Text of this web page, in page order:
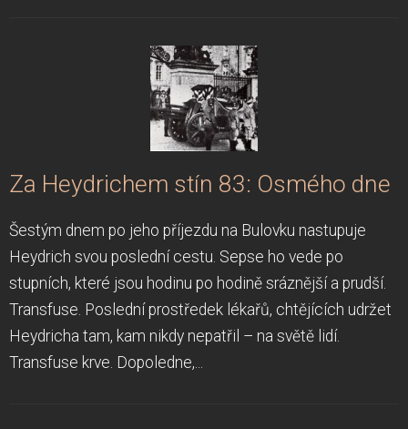
Za Heydrichem stín 83: Osmého dne
Šestým dnem po jeho příjezdu na Bulovku nastupuje
Heydrich svou poslední cestu. Sepse ho vede po
stupních, které jsou hodinu po hodině sráznější a prudší.
Transfuse. Poslední prostředek lékařů, chtějících udržet
Heydricha tam, kam nikdy nepatřil – na světě lidí.
Transfuse krve. Dopoledne,...